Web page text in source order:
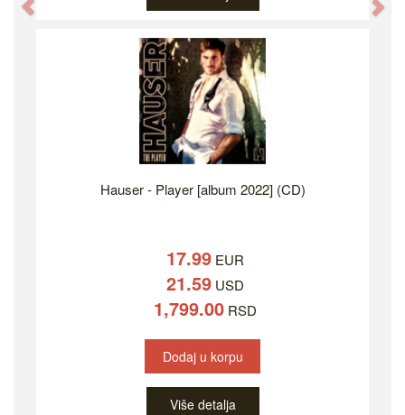
Hauser - Player [album 2022] (CD)
17.99EUR
21.59USD
1,799.00RSD
Dodaj u korpu
Više detalja